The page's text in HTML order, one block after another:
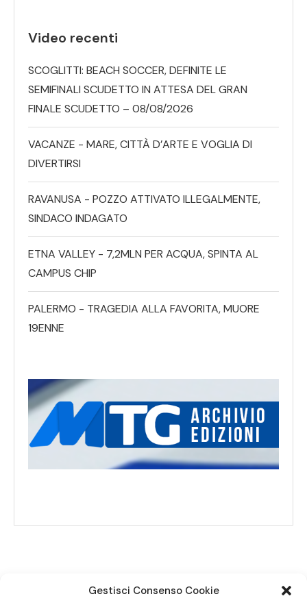
Gestisci Consenso Cookie
Video recenti
SCOGLITTI: BEACH SOCCER, DEFINITE LE
SEMIFINALI SCUDETTO IN ATTESA DEL GRAN
FINALE SCUDETTO – 08/08/2026
VACANZE - MARE, CITTÀ D’ARTE E VOGLIA DI
DIVERTIRSI
RAVANUSA - POZZO ATTIVATO ILLEGALMENTE,
SINDACO INDAGATO
ETNA VALLEY - 7,2MLN PER ACQUA, SPINTA AL
CAMPUS CHIP
PALERMO - TRAGEDIA ALLA FAVORITA, MUORE
19ENNE